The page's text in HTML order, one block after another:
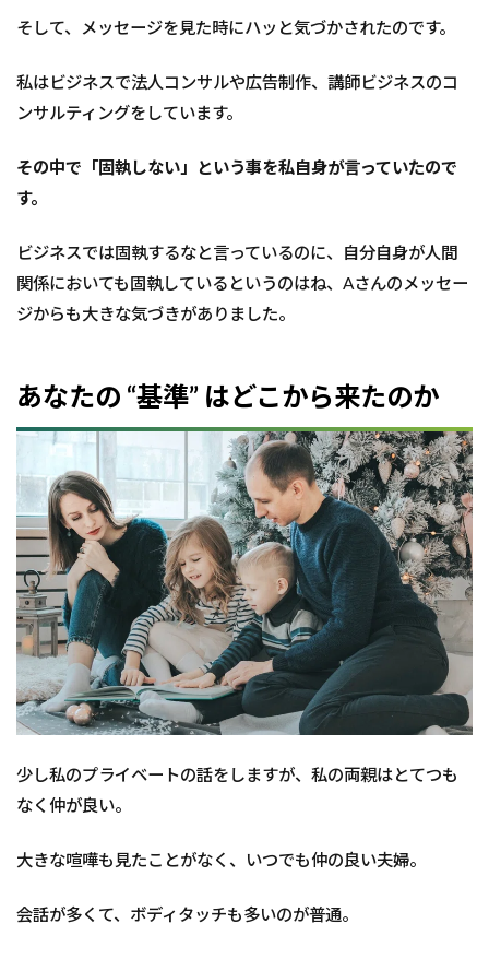
そして、メッセージを見た時にハッと気づかされたのです。
私はビジネスで法人コンサルや広告制作、講師ビジネスのコ
ンサルティングをしています。
その中で「固執しない」という事を私自身が言っていたので
す。
ビジネスでは固執するなと言っているのに、自分自身が人間
関係においても固執しているというのはね、Aさんのメッセー
ジからも大きな気づきがありました。
あなたの “基準” はどこから来たのか
少し私のプライベートの話をしますが、私の両親はとてつも
なく仲が良い。
大きな喧嘩も見たことがなく、いつでも仲の良い夫婦。
会話が多くて、ボディタッチも多いのが普通。